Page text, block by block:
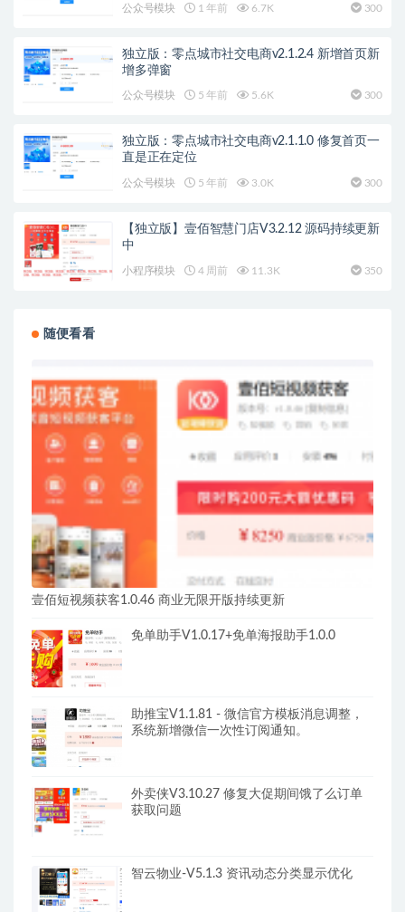
公众号模块 1 年前 6.7K 300
独立版：零点城市社交电商v2.1.2.4 新增首页新
增多弹窗
公众号模块 5 年前 5.6K 300
独立版：零点城市社交电商v2.1.1.0 修复首页一
直是正在定位
公众号模块 5 年前 3.0K 300
【独立版】壹佰智慧门店V3.2.12 源码持续更新
中
小程序模块 4 周前 11.3K 350
随便看看
壹佰短视频获客1.0.46 商业无限开版持续更新
免单助手V1.0.17+免单海报助手1.0.0
助推宝V1.1.81 - 微信官方模板消息调整，
系统新增微信一次性订阅通知。
外卖侠V3.10.27 修复大促期间饿了么订单
获取问题
智云物业-V5.1.3 资讯动态分类显示优化